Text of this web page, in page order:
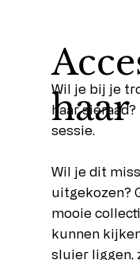
Wil je bij je
haar
sessie.
Wil je dit
uitgekozen?
mooie
kunnen
sluier liggen,